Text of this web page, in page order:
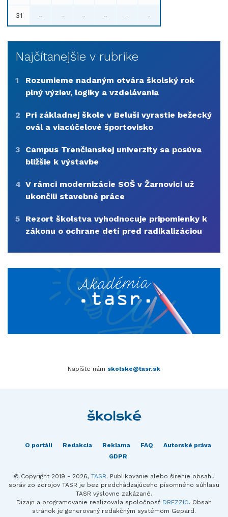
31 - - - - - -
Najčítanejšie v rubrike
1
Rozumieme nadaným otvára školský rok
plný výziev, logiky a vzdelávania
2
Pri základnej škole v Beluši vyrastie bežecký
ovál a viacúčelové športovisko
3
Campus Trenčianskej univerzity sa posúva
bližšie k výstavbe
4 V rámci modernizácie SOŠ v Žarnovici už
ukončili stavebné práce
5
Rezort školstva vyhodnocuje pripomienky k
zákonu o ochrane detí pred radikalizáciou
Napíšte nám skolske@tasr.sk
O portáli Redakcia Reklama FAQ
Autorské práva
GDPR
© Copyright 2019 - 2026, TASR. Publikovanie alebo šírenie obsahu
správ zo zdrojov TASR je bez predchádzajúceho písomného súhlasu
TASR výslovne zakázané.
Dizajn a programovanie realizovala spoločnosť DREZZIO. Obsah
stránok je generovaný redakčným systémom Gepard.